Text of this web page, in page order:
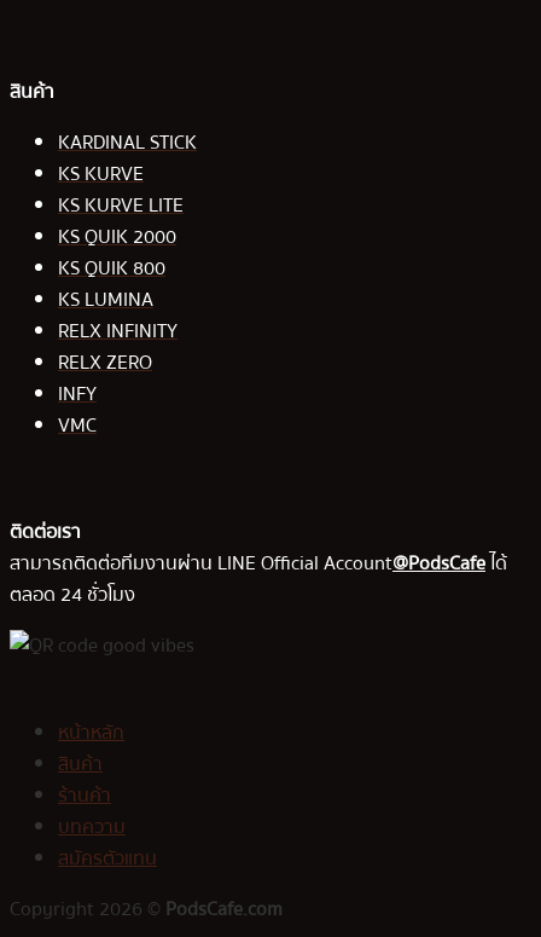
สินค้า
KARDINAL STICK
KS KURVE
KS KURVE LITE
KS QUIK 2000
KS QUIK 800
KS LUMINA
RELX INFINITY
RELX ZERO
INFY
VMC
ติดต่อเรา
สามารถติดต่อทีมงานผ่าน LINE Official Account@PodsCafeได้
ตลอด 24 ชั่วโมง
หน้าหลัก
สินค้า
ร้านค้า
บทความ
สมัครตัวแทน
Copyright 2026 © PodsCafe.com